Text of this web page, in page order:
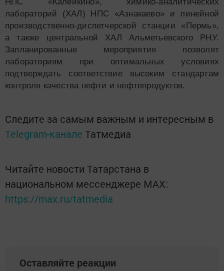
лабораторий (ХАЛ) НПС «Азнакаево» и линейной
производственно-диспетчерской станции «Пермь»,
а также центральной ХАЛ Альметьевского РНУ.
Запланированные мероприятия позволят
лабораториям при оптимальных условиях
подтверждать соответствие высоким стандартам
контроля качества нефти и нефтепродуктов.
Следите за самым важным и интересным в
Telegram-канале Татмедиа
Читайте новости Татарстана в
национальном мессенджере MАХ:
https://max.ru/tatmedia
Оставляйте реакции